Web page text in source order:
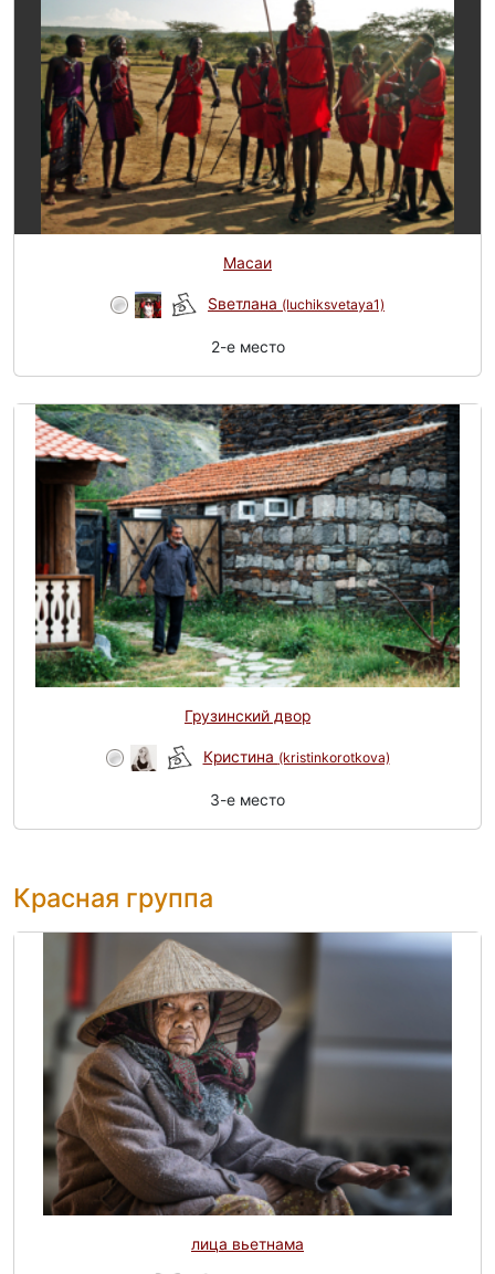
Масаи
Sветлана (luchiksvetaya1)
2-e место
Грузинский двор
Кристина (kristinkorotkova)
3-e место
Красная группа
лица вьетнама